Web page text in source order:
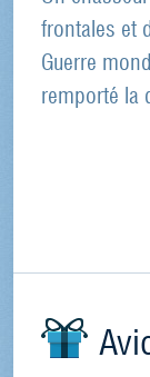
frontales et
Guerre
remporté la